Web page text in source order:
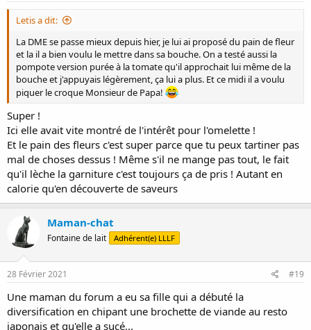
Letis a dit:
La DME se passe mieux depuis hier, je lui ai proposé du pain de fleur
et la il a bien voulu le mettre dans sa bouche. On a testé aussi la
pompote version purée à la tomate qu'il approchait lui même de la
bouche et j'appuyais légèrement, ça lui a plus. Et ce midi il a voulu
piquer le croque Monsieur de Papa!
Super !
Ici elle avait vite montré de l'intérêt pour l'omelette !
Et le pain des fleurs c'est super parce que tu peux tartiner pas
mal de choses dessus ! Même s'il ne mange pas tout, le fait
qu'il lèche la garniture c'est toujours ça de pris ! Autant en
calorie qu'en découverte de saveurs
Maman-chat
Fontaine de lait Adhérent(e) LLLF
28 Février 2021 #19
Une maman du forum a eu sa fille qui a débuté la
diversification en chipant une brochette de viande au resto
japonais et qu'elle a sucé...